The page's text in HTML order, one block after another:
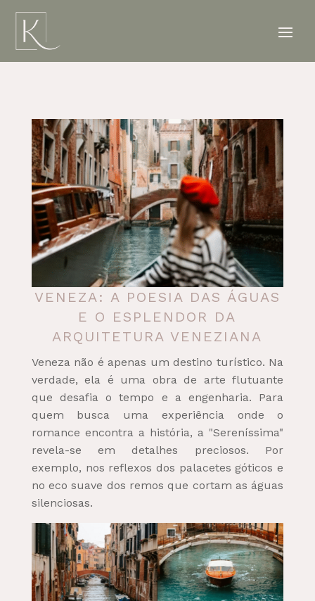
VENEZA: A POESIA DAS ÁGUAS
E O ESPLENDOR DA
ARQUITETURA VENEZIANA
Veneza não é apenas um destino turístico. Na
verdade, ela é uma obra de arte flutuante
que desafia o tempo e a engenharia. Para
quem busca uma experiência onde o
romance encontra a história, a "Sereníssima"
revela-se em detalhes preciosos. Por
exemplo, nos reflexos dos palacetes góticos e
no eco suave dos remos que cortam as águas
silenciosas.